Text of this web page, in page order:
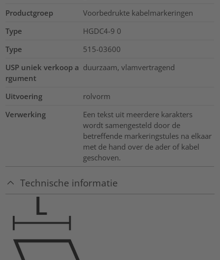
Productgroep
Voorbedrukte kabelmarkeringen
Type
HGDC4-9 0
Type
515-03600
USP uniek verkoop a
rgument
duurzaam, vlamvertragend
Uitvoering
rolvorm
Verwerking
Een tekst uit meerdere karakters
wordt samengesteld door de
betreffende markeringstules na elkaar
met de hand over de ader of kabel
geschoven.
Technische informatie